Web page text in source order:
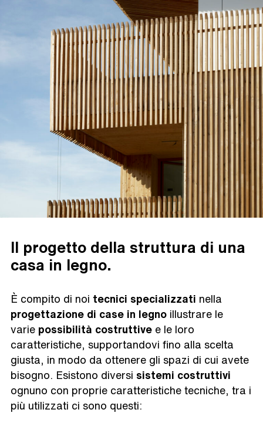
Il progetto della struttura di una
casa in legno.
È compito di noi tecnici specializzati nella
progettazione di case in legno illustrare le
varie possibilità costruttive e le loro
caratteristiche, supportandovi fino alla scelta
giusta, in modo da ottenere gli spazi di cui avete
bisogno. Esistono diversi sistemi costruttivi
ognuno con proprie caratteristiche tecniche, tra i
più utilizzati ci sono questi: